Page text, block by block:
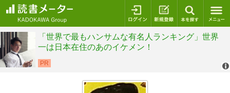
ログイン 新規登録